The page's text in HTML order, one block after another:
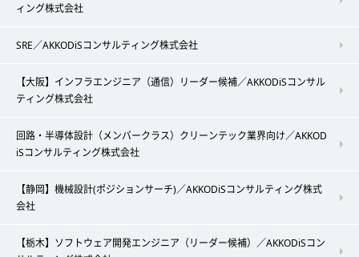
ィング株式会社
SRE／AKKODiSコンサルティング株式会社
【大阪】インフラエンジニア（通信）リーダー候補／AKKODiSコンサル
ティング株式会社
回路・半導体設計（メンバークラス）クリーンテック業界向け／AKKOD
iSコンサルティング株式会社
【静岡】機械設計(ポジションサーチ)／AKKODiSコンサルティング株式
会社
【栃木】ソフトウェア開発エンジニア（リーダー候補）／AKKODiSコン